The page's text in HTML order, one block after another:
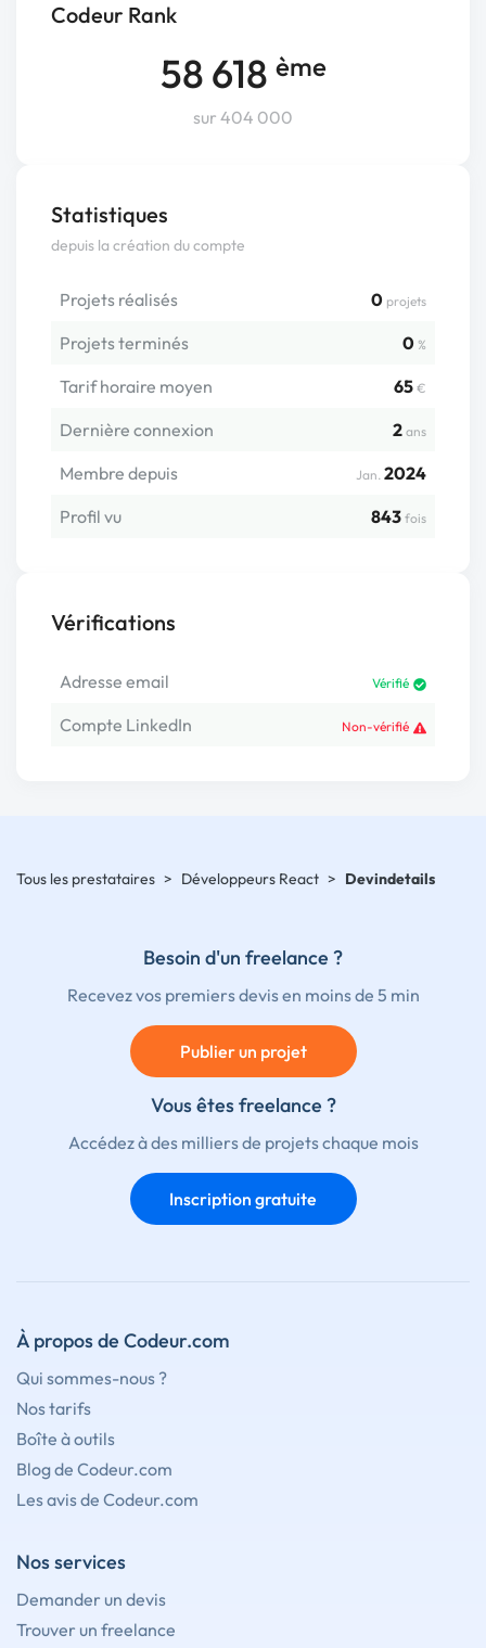
Codeur Rank
58 618 ème
sur 404 000
Statistiques
depuis la création du compte
Projets réalisés 0 projets
Projets terminés 0 %
Tarif horaire moyen 65 €
Dernière connexion 2 ans
Membre depuis Jan. 2024
Profil vu
843 fois
Vérifications
Adresse email Vérifié
Compte LinkedIn Non-vérifié
Tous les prestataires > Développeurs React > Devindetails
Besoin d'un freelance ?
Recevez vos premiers devis en moins de 5 min
Publier un projet
Vous êtes freelance ?
Accédez à des milliers de projets chaque mois
Inscription gratuite
À propos de Codeur.com
Qui sommes-nous ?
Nos tarifs
Boîte à outils
Blog de Codeur.com
Les avis de Codeur.com
Nos services
Demander un devis
Trouver un freelance